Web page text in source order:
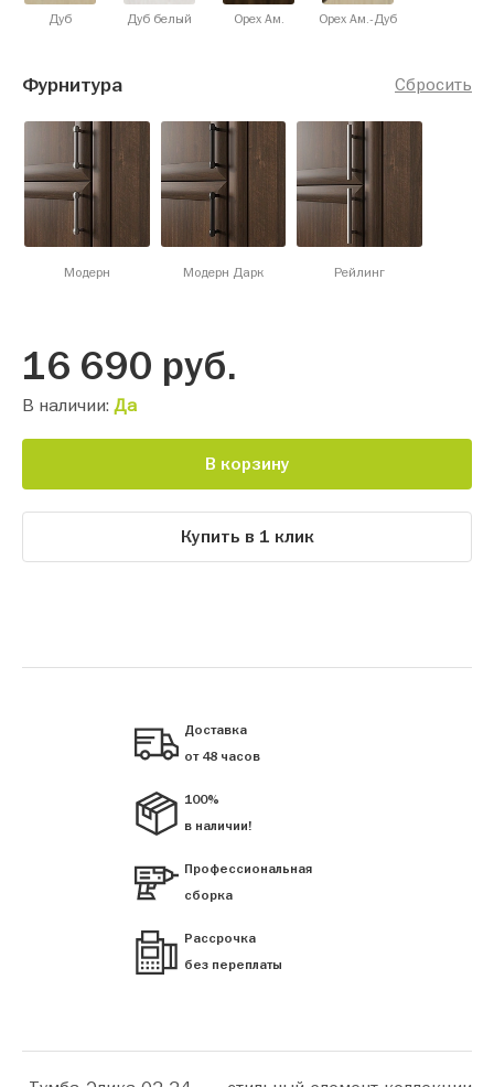
Дуб Дуб белый Орех Ам. Орех Ам.-Дуб
Сбросить
Фурнитура
Модерн Модерн Дарк Рейлинг
16 690 руб.
В наличии: Да
В корзину
Купить в 1 клик
Доставка
от 48 часов
100%
в наличии!
Профессиональная
сборка
Рассрочка
без переплаты